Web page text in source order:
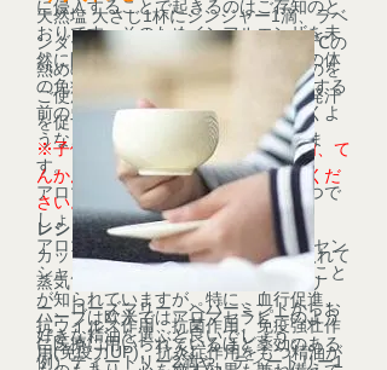
に侵入することで起きるのはご存知のと
おりです。そのためインフルエンザを未
然に防ぐには、ウイルスと戦うための体
の免疫力をUPさせたり、体内に侵入する
前のウイルスを撃退したり、取り除くよ
うなことが必要になることが分かりま
す。
アロマセラピーはどのように役に立つで
しょうか？
アロマセラピーで使用する精油(エッセン
シャルオイル)には様々な効能があること
が知られていますが、特に、血行促進、
抗ウイルス作用、抗菌作用、免疫強壮作
用(免疫力UP)、抗炎症作用をもつ精油が
天然塩 大さじ1杯にジンジャー1滴、ラベ
ンダー1滴、ローズマリー1滴40～42℃の
熱めのお湯に、このブレンドしたものを
ご使用ください。血行を良くして、発汗
を促すブレンドです。
※子供や敏感肌の方、妊娠6ヶ月以内、て
んかん、高血圧の方は使用しないでくだ
さい。
レシピ２：蒸気吸入法
カップに熱湯を入れて、精油2滴を入れて
蒸気と一緒に香りを吸う。ティートリ
ー、ローズマリー、ペパーミントからお
好きな精油を選ぶと良いでしょう。
例）ティートリー2滴や、ティートリー1
ハーブは欧米ではアロマセラピーのよう
に医療に用いられているほど薬効のある